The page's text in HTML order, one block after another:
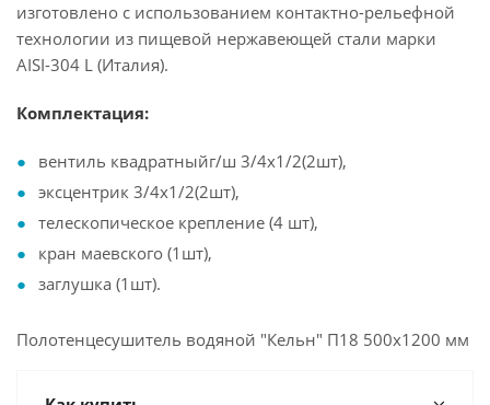
изготовлено с использованием контактно-рельефной
технологии из пищевой нержавеющей стали марки
AISI-304 L (Италия).
Комплектация:
вентиль квадратныйг/ш 3/4х1/2(2шт),
эксцентрик 3/4х1/2(2шт),
телескопическое крепление (4 шт),
кран маевского (1шт),
заглушка (1шт).
Полотенцесушитель водяной "Кельн" П18 500х1200 мм